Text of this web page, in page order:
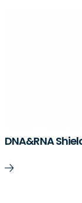
DNA&RNA